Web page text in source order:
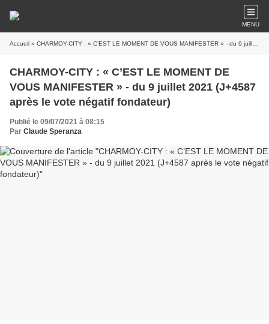
MENU
Accueil » CHARMOY-CITY : « C’EST LE MOMENT DE VOUS MANIFESTER » - du 9 juillet 2021 (J+4587 après le vote négatif fondateur)
CHARMOY-CITY : « C’EST LE MOMENT DE
VOUS MANIFESTER » - du 9 juillet 2021 (J+4587
après le vote négatif fondateur)
Publié le 09/07/2021 à 08:15
Par Claude Speranza